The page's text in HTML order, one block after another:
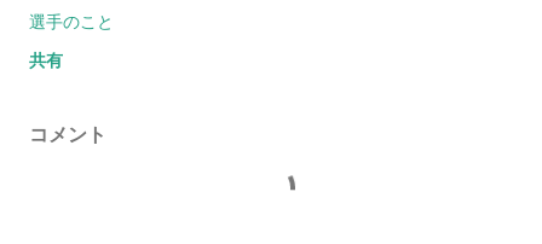
選手のこと
共有
コメント